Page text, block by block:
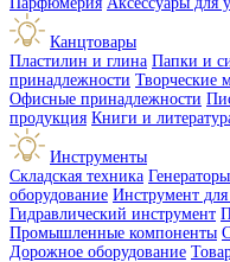
Канцтовары
Пластилин и глина Папки и
принадлежности Творческие
Офисные принадлежности
продукция Книги и
Инструменты
Складская техника
оборудование Инструмент для
Гидравлический инструмент
Промышленные компоненты
Дорожное оборудование